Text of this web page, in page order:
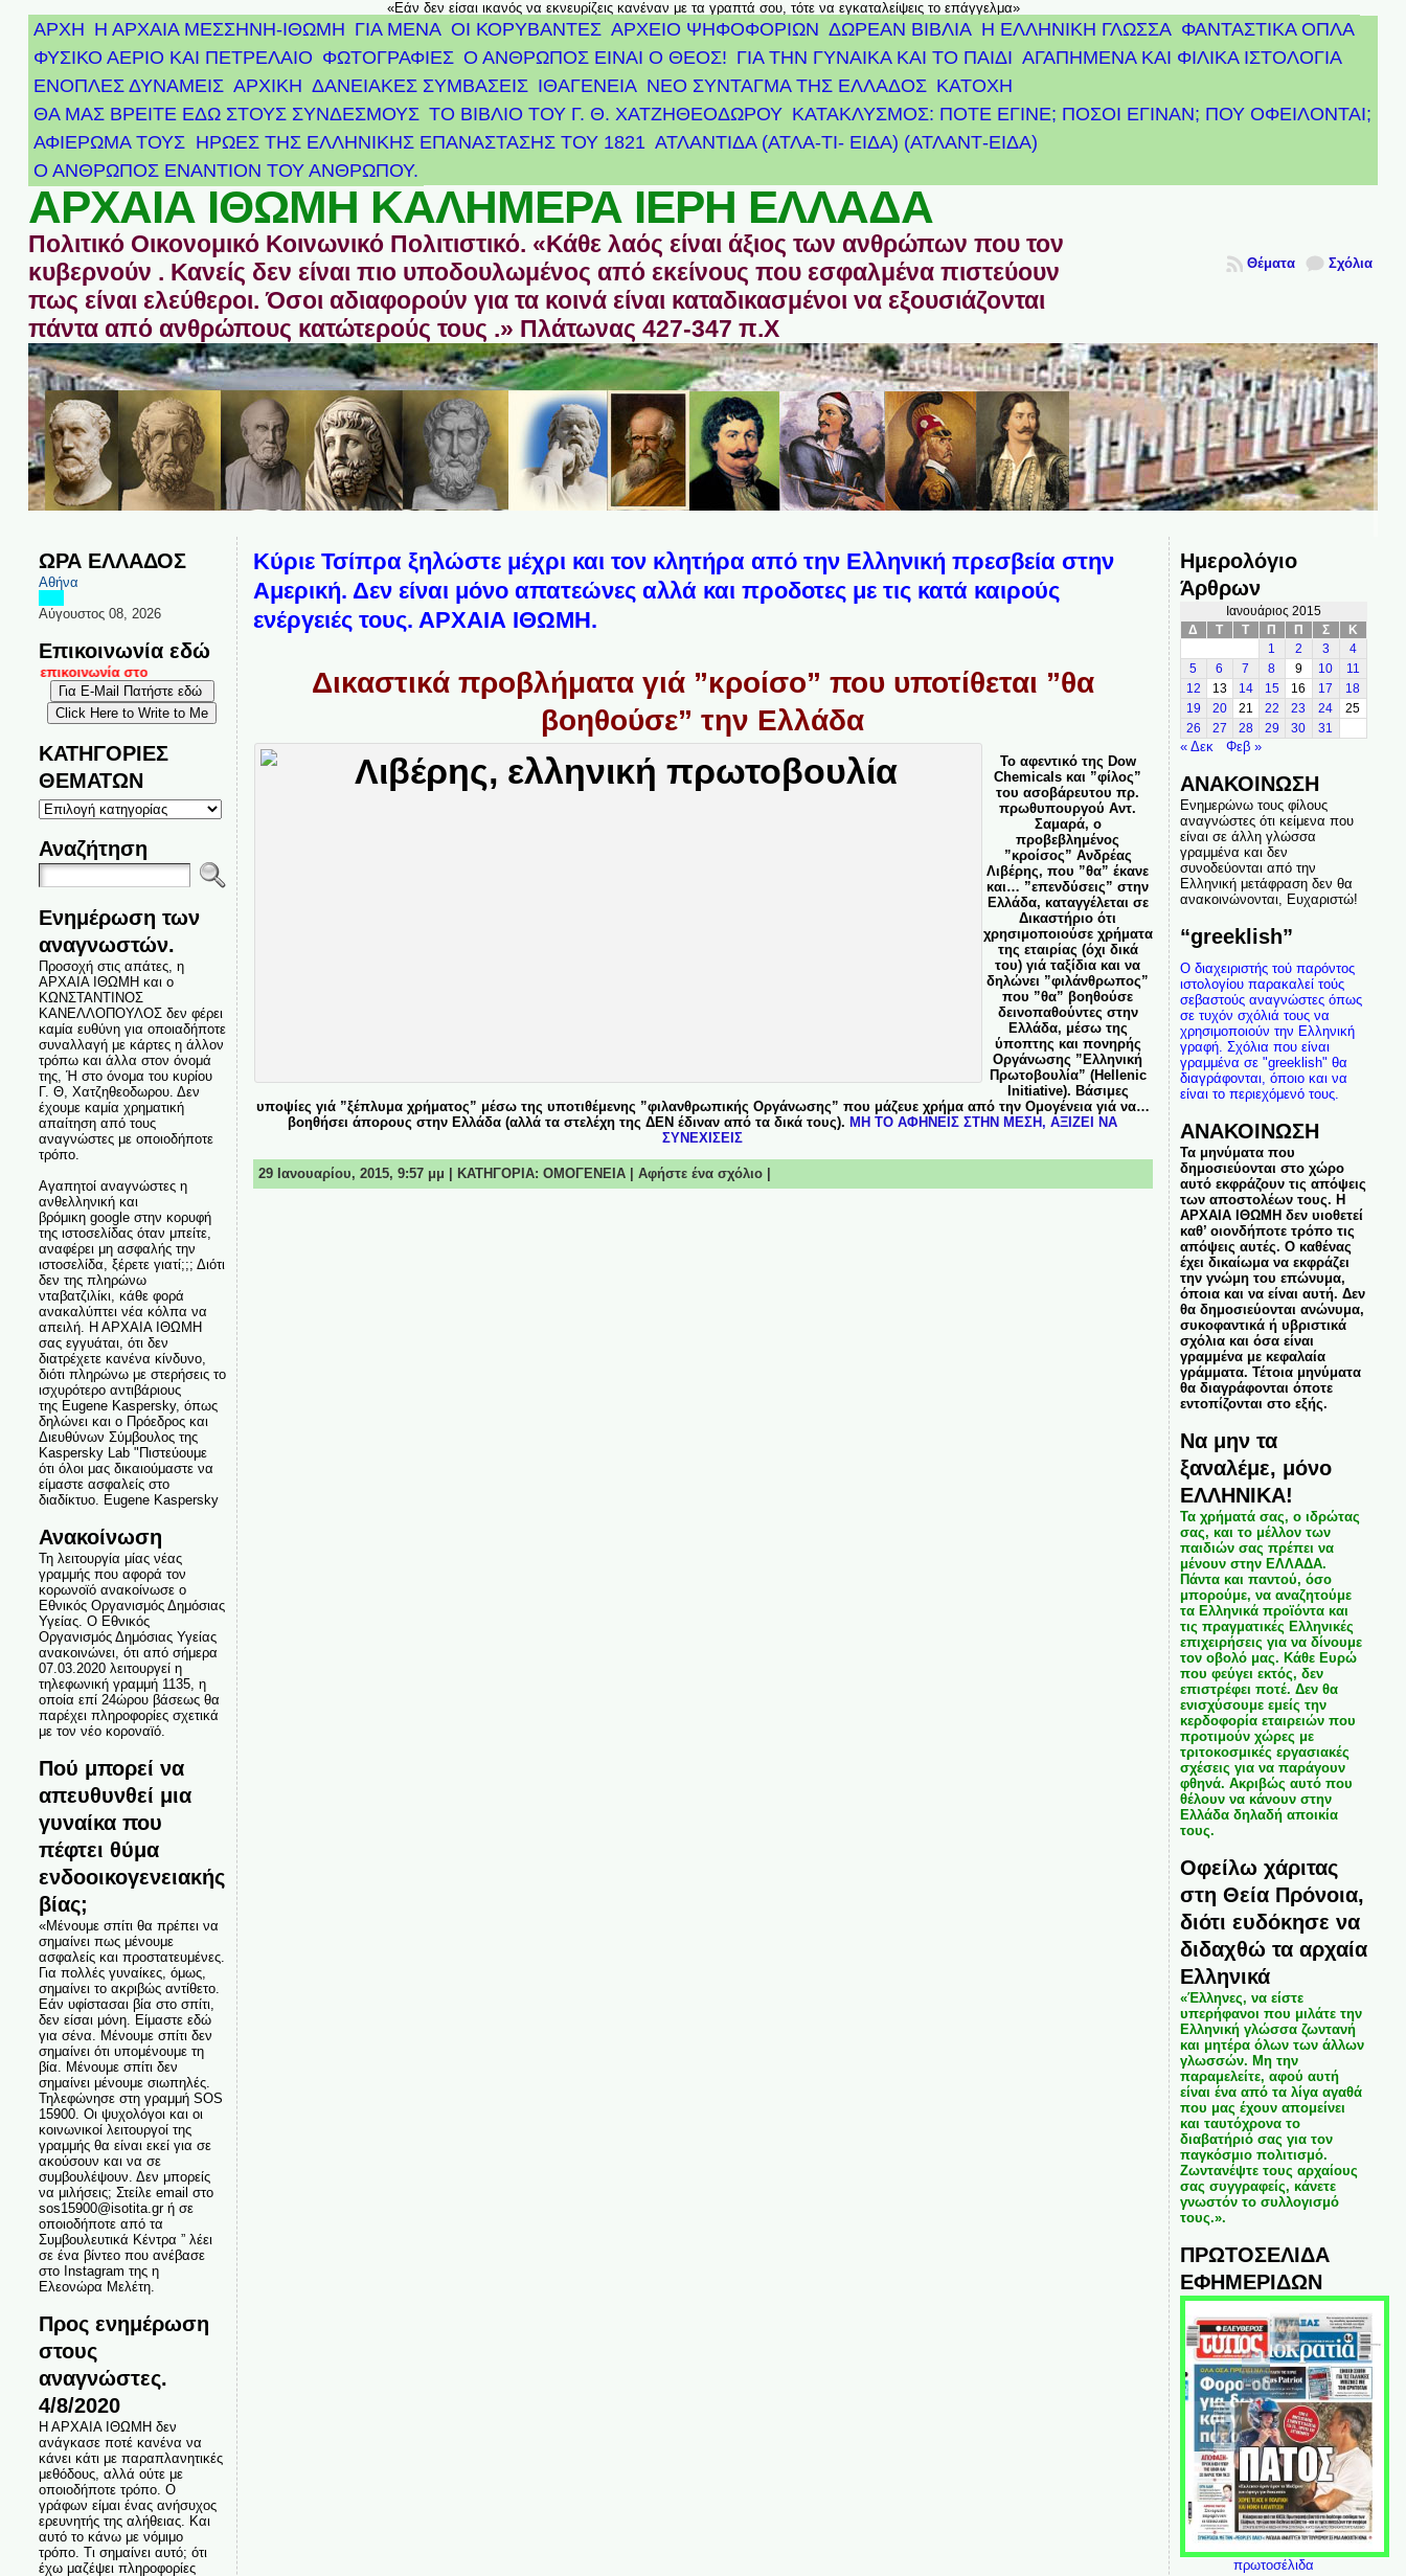
«Εάν δεν είσαι ικανός να εκνευρίζεις κανέναν με τα γραπτά σου, τότε να εγκαταλείψεις το επάγγελμα»
ΑΡΧΗ Η ΑΡΧΑΙΑ ΜΕΣΣΗΝΗ-ΙΘΩΜΗ ΓΙΑ ΜΕΝΑ ΟΙ ΚΟΡΥΒΑΝΤΕΣ ΑΡΧΕΊΟ ΨΗΦΟΦΟΡΙΏΝ ΔΩΡΕΑΝ ΒΙΒΛΙΑ Η ΕΛΛΗΝΙΚΗ ΓΛΩΣΣΑ ΦΑΝΤΑΣΤΙΚΑ ΟΠΛΑ
ΦΥΣΙΚΟ ΑΕΡΙΟ ΚΑΙ ΠΕΤΡΕΛΑΙΟ ΦΩΤΟΓΡΑΦΙΕΣ Ο ΑΝΘΡΩΠΟΣ ΕΙΝΑΙ Ο ΘΕΟΣ! ΓΙΑ ΤΗΝ ΓΥΝΑΙΚΑ ΚΑΙ ΤΟ ΠΑΙΔΙ ΑΓΑΠΗΜΕΝΑ ΚΑΙ ΦΙΛΙΚΑ ΙΣΤΟΛΟΓΙΑ
ΕΝΟΠΛΕΣ ΔΥΝΑΜΕΙΣ ΑΡΧΙΚΉ ΔΑΝΕΙΑΚΕΣ ΣΥΜΒΑΣΕΙΣ ΙΘΑΓΕΝΕΙΑ ΝΕΟ ΣΥΝΤΑΓΜΑ ΤΗΣ ΕΛΛΑΔΟΣ ΚΑΤΟΧΗ
ΘΑ ΜΑΣ ΒΡΕΙΤΕ ΕΔΩ ΣΤΟΥΣ ΣΥΝΔΕΣΜΟΥΣ ΤΟ ΒΙΒΛΙΟ ΤΟΥ Γ. Θ. ΧΑΤΖΗΘΕΟΔΩΡΟΥ ΚΑΤΑΚΛΥΣΜΟΣ: ΠΟΤΕ ΕΓΙΝΕ; ΠΟΣΟΙ ΕΓΙΝΑΝ; ΠΟΥ ΟΦΕΙΛΟΝΤΑΙ;
ΑΦΙΈΡΩΜΑ ΤΟΥΣ ΉΡΩΕΣ ΤΗΣ ΕΛΛΗΝΙΚΉΣ ΕΠΑΝΆΣΤΑΣΗΣ ΤΟΥ 1821 ΑΤΛΑΝΤΊΔΑ (ΑΤΛΑ-ΤΙ- ΕΙΔΑ) (ΑΤΛΑΝΤ-ΕΙΔΑ)
Ο ΑΝΘΡΩΠΟΣ ΕΝΑΝΤΙΟΝ ΤΟΥ ΑΝΘΡΩΠΟΥ.
ΑΡΧΑΙΑ ΙΘΩΜΗ ΚΑΛΗΜΕΡΑ ΙΕΡΗ ΕΛΛΑΔΑ
Πολιτικό Οικονομικό Κοινωνικό Πολιτιστικό. «Κάθε λαός είναι άξιος των ανθρώπων που τον
κυβερνούν . Κανείς δεν είναι πιο υποδουλωμένος από εκείνους που εσφαλμένα πιστεύουν
πως είναι ελεύθεροι. Όσοι αδιαφορούν για τα κοινά είναι καταδικασμένοι να εξουσιάζονται
πάντα από ανθρώπους κατώτερούς τους .» Πλάτωνας 427-347 π.Χ
Σχόλια
Θέματα
ΩΡΑ ΕΛΛΑΔΟΣ
Αθήνα
Αύγουστος 08, 2026
Επικοινωνία εδώ
επικοινωνία στο
ΚΑΤΗΓΟΡΙΕΣ
ΘΕΜΑΤΩΝ
ΚΑΤΗΓΟΡΙΕΣ
ΘΕΜΑΤΩΝ
Αναζήτηση
Ενημέρωση των
αναγνωστών.
Προσοχή στις απάτες, η
ΑΡΧΑΙΑ ΙΘΩΜΗ και ο
ΚΩΝΣΤΑΝΤΙΝΟΣ
ΚΑΝΕΛΛΟΠΟΥΛΟΣ δεν φέρει
καμία ευθύνη για οποιαδήποτε
συναλλαγή με κάρτες η άλλον
τρόπω και άλλα στον όνομά
της, Ή στο όνομα του κυρίου
Γ. Θ, Χατζηθεοδωρου. Δεν
έχουμε καμία χρηματική
απαίτηση από τους
αναγνώστες με οποιοδήποτε
τρόπο.
Αγαπητοί αναγνώστες η
ανθελληνική και
βρόμικη google στην κορυφή
της ιστοσελίδας όταν μπείτε,
αναφέρει μη ασφαλής την
ιστοσελίδα, ξέρετε γιατί;;; Διότι
δεν της πληρώνω
νταβατζιλίκι, κάθε φορά
ανακαλύπτει νέα κόλπα να
απειλή. Η ΑΡΧΑΙΑ ΙΘΩΜΗ
σας εγγυάται, ότι δεν
διατρέχετε κανένα κίνδυνο,
διότι πληρώνω με στερήσεις το
ισχυρότερο αντιβάριους
της Eugene Kaspersky, όπως
δηλώνει και ο Πρόεδρος και
Διευθύνων Σύμβουλος της
Kaspersky Lab "Πιστεύουμε
ότι όλοι μας δικαιούμαστε να
είμαστε ασφαλείς στο
διαδίκτυο. Eugene Kaspersky
Ανακοίνωση
Τη λειτουργία μίας νέας
γραμμής που αφορά τον
κορωνοϊό ανακοίνωσε ο
Εθνικός Οργανισμός Δημόσιας
Υγείας. Ο Εθνικός
Οργανισμός Δημόσιας Υγείας
ανακοινώνει, ότι από σήμερα
07.03.2020 λειτουργεί η
τηλεφωνική γραμμή 1135, η
οποία επί 24ώρου βάσεως θα
παρέχει πληροφορίες σχετικά
με τον νέο κοροναϊό.
Πού μπορεί να
απευθυνθεί μια
γυναίκα που
πέφτει θύμα
ενδοοικογενειακής
βίας;
«Μένουμε σπίτι θα πρέπει να
σημαίνει πως μένουμε
ασφαλείς και προστατευμένες.
Για πολλές γυναίκες, όμως,
σημαίνει το ακριβώς αντίθετο.
Εάν υφίστασαι βία στο σπίτι,
δεν είσαι μόνη. Είμαστε εδώ
για σένα. Μένουμε σπίτι δεν
σημαίνει ότι υπομένουμε τη
βία. Μένουμε σπίτι δεν
σημαίνει μένουμε σιωπηλές.
Τηλεφώνησε στη γραμμή SOS
15900. Οι ψυχολόγοι και οι
κοινωνικοί λειτουργοί της
γραμμής θα είναι εκεί για σε
ακούσουν και να σε
συμβουλέψουν. Δεν μπορείς
να μιλήσεις; Στείλε email στο
sos15900@isotita.gr ή σε
οποιοδήποτε από τα
Συμβουλευτικά Κέντρα ” λέει
σε ένα βίντεο που ανέβασε
στο Instagram της η
Ελεονώρα Μελέτη.
Προς ενημέρωση
στους
αναγνώστες.
4/8/2020
Η ΑΡΧΑΙΑ ΙΘΩΜΗ δεν
ανάγκασε ποτέ κανένα να
κάνει κάτι με παραπλανητικές
μεθόδους, αλλά ούτε με
οποιοδήποτε τρόπο. Ο
γράφων είμαι ένας ανήσυχος
ερευνητής της αλήθειας. Και
αυτό το κάνω με νόμιμο
τρόπο. Τι σημαίνει αυτό; ότι
έχω μαζέψει πληροφορίες
Κύριε Τσίπρα ξηλώστε μέχρι και τον κλητήρα από την Ελληνική πρεσβεία στην
Αμερική. Δεν είναι μόνο απατεώνες αλλά και προδοτες με τις κατά καιρούς
ενέργειές τους. ΑΡΧΑΙΑ ΙΘΩΜΗ.
Δικαστικά προβλήματα γιά ”κροίσο” που υποτίθεται ”θα
βοηθούσε” την Ελλάδα
Το αφεντικό της Dow
Chemicals και ”φίλος”
του ασοβάρευτου πρ.
πρωθυπουργού Αντ.
Σαμαρά, o
προβεβλημένος
”κροίσος” Ανδρέας
Λιβέρης, που ”θα” έκανε
και… ”επενδύσεις” στην
Ελλάδα, καταγγέλεται σε
Δικαστήριο ότι
χρησιμοποιούσε χρήματα
της εταιρίας (όχι δικά
του) γιά ταξίδια και να
δηλώνει ”φιλάνθρωπος”
που ”θα” βοηθούσε
δεινοπαθούντες στην
Ελλάδα, μέσω της
ύποπτης και πονηρής
Oργάνωσης ”Ελληνική
Πρωτοβουλία” (Hellenic
Initiative). Βάσιμες
υποψίες γιά ”ξέπλυμα χρήματος” μέσω της υποτιθέμενης ”φιλανθρωπικής Οργάνωσης” που μάζευε χρήμα από την Ομογένεια γιά να…
βοηθήσει άπορους στην Ελλάδα (αλλά τα στελέχη της ΔΕΝ έδιναν από τα δικά τους). ΜΗ ΤΟ ΑΦΗΝΕΙΣ ΣΤΗΝ ΜΕΣΗ, ΑΞΙΖΕΙ ΝΑ
ΣΥΝΕΧΙΣΕΙΣ
29 Ιανουαρίου, 2015, 9:57 μμ | ΚΑΤΗΓΟΡΙΑ: ΟΜΟΓΕΝΕΙΑ| Αφήστε ένα σχόλιο|
Ημερολόγιο
Άρθρων
Ιανουάριος 2015
Δ
Τ Τ Π Π Σ
Κ
1
2 3
4
5
6 7 8 9 10
11
12
13 14 15 16 17
18
19
20 21 22 23 24
25
26
27 28 29 30 31
« Δεκ Φεβ »
ΑΝΑΚΟΙΝΩΣΗ
Ενημερώνω τους φίλους
αναγνώστες ότι κείμενα που
είναι σε άλλη γλώσσα
γραμμένα και δεν
συνοδεύονται από την
Ελληνική μετάφραση δεν θα
ανακοινώνονται, Ευχαριστώ!
“greeklish”
Ο διαχειριστής τού παρόντος
ιστολογίου παρακαλεί τούς
σεβαστούς αναγνώστες όπως
σε τυχόν σχόλιά τους να
χρησιμοποιούν την Ελληνική
γραφή. Σχόλια που είναι
γραμμένα σε "greeklish" θα
διαγράφονται, όποιο και να
είναι το περιεχόμενό τους.
ΑΝΑΚΟΙΝΩΣΗ
Τα μηνύματα που
δημοσιεύονται στο χώρο
αυτό εκφράζουν τις απόψεις
των αποστολέων τους. Η
ΑΡΧΑΙΑ ΙΘΩΜΗ δεν υιοθετεί
καθ’ οιονδήποτε τρόπο τις
απόψεις αυτές. Ο καθένας
έχει δικαίωμα να εκφράζει
την γνώμη του επώνυμα,
όποια και να είναι αυτή. Δεν
θα δημοσιεύονται ανώνυμα,
συκοφαντικά ή υβριστικά
σχόλια και όσα είναι
γραμμένα με κεφαλαία
γράμματα. Τέτοια μηνύματα
θα διαγράφονται όποτε
εντοπίζονται στο εξής.
Να μην τα
ξαναλέμε, μόνο
ΕΛΛΗΝΙΚΑ!
Τα χρήματά σας, ο ιδρώτας
σας, και το μέλλον των
παιδιών σας πρέπει να
μένουν στην ΕΛΛΑΔΑ.
Πάντα και παντού, όσο
μπορούμε, να αναζητούμε
τα Ελληνικά προϊόντα και
τις πραγματικές Ελληνικές
επιχειρήσεις για να δίνουμε
τον οβολό μας. Κάθε Ευρώ
που φεύγει εκτός, δεν
επιστρέφει ποτέ. Δεν θα
ενισχύσουμε εμείς την
κερδοφορία εταιρειών που
προτιμούν χώρες με
τριτοκοσμικές εργασιακές
σχέσεις για να παράγουν
φθηνά. Ακριβώς αυτό που
θέλουν να κάνουν στην
Ελλάδα δηλαδή αποικία
τους.
Οφείλω χάριτας
στη Θεία Πρόνοια,
διότι ευδόκησε να
διδαχθώ τα αρχαία
Ελληνικά
«Έλληνες, να είστε
υπερήφανοι που μιλάτε την
Ελληνική γλώσσα ζωντανή
και μητέρα όλων των άλλων
γλωσσών. Μη την
παραμελείτε, αφού αυτή
είναι ένα από τα λίγα αγαθά
που μας έχουν απομείνει
και ταυτόχρονα το
διαβατήριό σας για τον
παγκόσμιο πολιτισμό.
Ζωντανέψτε τους αρχαίους
σας συγγραφείς, κάνετε
γνωστόν το συλλογισμό
τους.».
ΠΡΩΤΟΣΕΛΙΔΑ
ΕΦΗΜΕΡΙΔΩΝ
πρωτοσέλιδα